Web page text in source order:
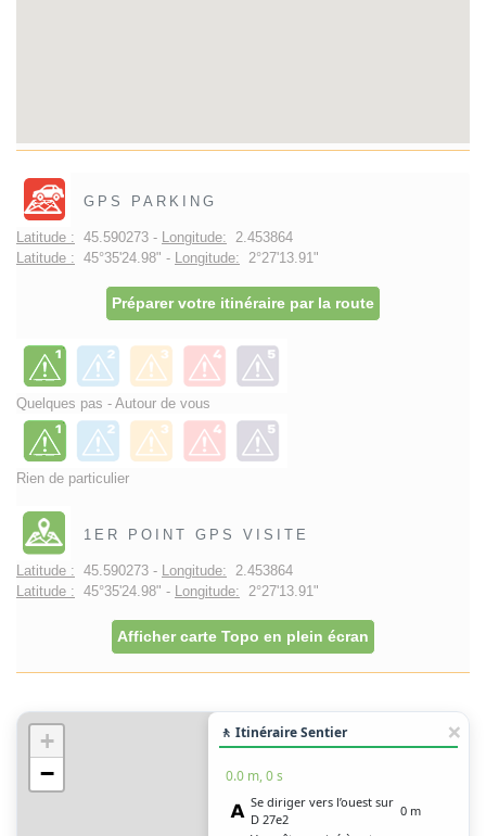
GPS PARKING
Latitude : 45.590273 - Longitude: 2.453864
Latitude : 45°35'24.98" - Longitude: 2°27'13.91"
Préparer votre itinéraire par la route
Quelques pas - Autour de vous
Rien de particulier
1ER POINT GPS VISITE
Latitude : 45.590273 - Longitude: 2.453864
Latitude : 45°35'24.98" - Longitude: 2°27'13.91"
Afficher carte Topo en plein écran
+
−
🚶 Itinéraire Sentier
0.0 m, 0 s
Se diriger vers l’ouest sur
D 27e2
0 m